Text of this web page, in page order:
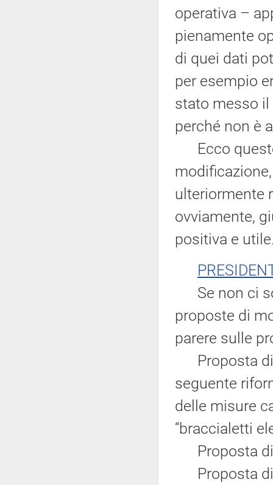
operativa –
pienamente
di quei dati
per esempio
stato messo il
perché non è
Ecco
ulteriormente
ovviamente,
positiva e
Se non ci
proposte di
parere sulle
Proposta di
seguente
delle misure
“braccialetti
Proposta di
Proposta di